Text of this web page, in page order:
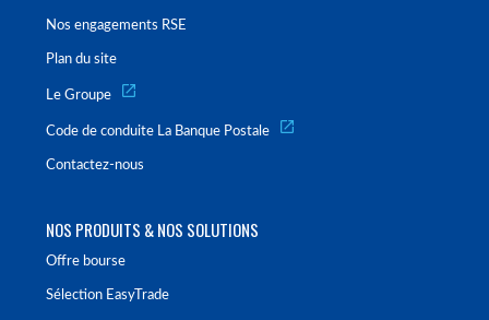
Nos engagements RSE
Plan du site
Le Groupe
Code de conduite La Banque Postale
Contactez-nous
NOS PRODUITS & NOS SOLUTIONS
Offre bourse
Sélection EasyTrade